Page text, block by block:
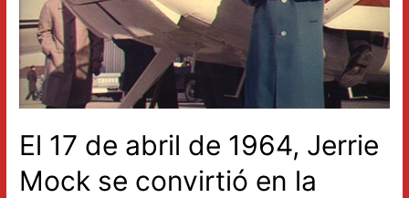
El 17 de abril de 1964, Jerrie
Mock se convirtió en la